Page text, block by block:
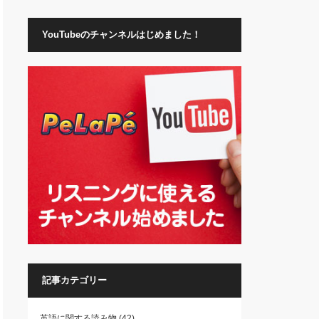
YouTubeのチャンネルはじめました！
記事カテゴリー